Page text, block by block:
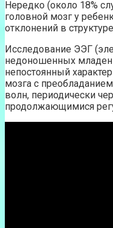
Нередко (около 18%
головной мозг у
отклонений в
Исследование ЭЭГ
недоношенных
непостоянный
мозга с
волн, периодически
продолжающимися